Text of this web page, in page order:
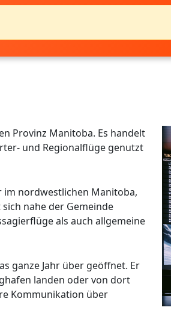
Provinz Manitoba. Es handelt
und Regionalflüge genutzt
im nordwestlichen Manitoba,
nahe der Gemeinde
als auch allgemeine
ganze Jahr über geöffnet. Er
landen oder von dort
Kommunikation über